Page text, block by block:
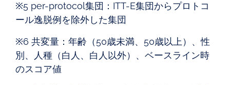
※5 per-protocol集団：ITT-E集団からプロトコ
ール逸脱例を除外した集団
※6 共変量：年齢（50歳未満、50歳以上）、性
別、人種（白人、白人以外）、ベースライン時
のスコア値